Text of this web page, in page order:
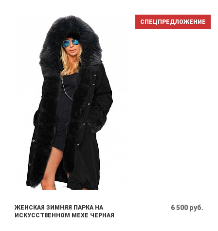
СПЕЦПРЕДЛОЖЕНИЕ
ЖЕНСКАЯ ЗИМНЯЯ ПАРКА НА
ИСКУССТВЕННОМ МЕХЕ ЧЕРНАЯ
6 500 руб.